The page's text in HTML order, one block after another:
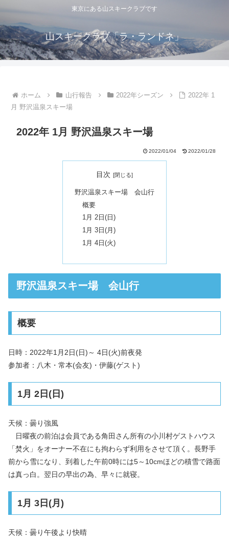
東京にある山スキークラブです
山スキークラブ「ラ・ランドネ」
ホーム 山行報告 2022年シーズン
2022年 1
月 野沢温泉スキー場
2022年 1月 野沢温泉スキー場
2022/01/04 2022/01/28
目次
野沢温泉スキー場 会山行
概要
1月 2日(日)
1月 3日(月)
1月 4日(火)
野沢温泉スキー場 会山行
概要
日時：2022年1月2日(日)～ 4日(火)前夜発
参加者：八木・常本(会友)・伊藤(ゲスト)
1月 2日(日)
天候：曇り強風
日曜夜の前泊は会員である角田さん所有の小川村ゲストハウス
「焚火」をオーナー不在にも拘わらず利用をさせて頂く。長野手
前から雪になり、到着した午前0時には5～10cmほどの積雪で路面
は真っ白。翌日の早出の為、早々に就寝。
1月 3日(月)
天候：曇り午後より快晴